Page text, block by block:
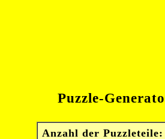
Puzzle-
Anzahl der Puzzleteile: